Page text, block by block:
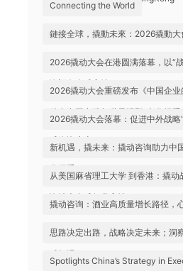
Connecting the World
鏈接全球，撬動未來：2026撬動
2026撬动大会在港圆满落幕，以“
询迈向全球高地
2026撬动大会重磅发布《中国企业
助力中国实践与世界视野“文化握手”
2026撬动大会落幕：促进中外战略
球咨询生态
新机遇，撬未来：撬动咨询助力中
化握手”
从美国麻省理工大学 到香港：撬
询站上全球行业高地
撬动咨询：酒业高质量增长路径，
思路决定出路，战略决定未来；洞
球机遇
Spotlights China’s Strategy in